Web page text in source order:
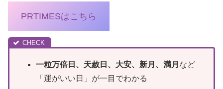
PRTIMESはこちら
一粒万倍日、天赦日、大安、新月、満月 など
「運がいい日」が一目でわかる